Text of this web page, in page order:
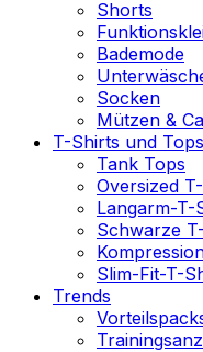
Shorts
Bademode
Socken
Mützen &
T-Shirts und Tops
Tank Tops
Oversized
Langarm-T-
Schwarze
Slim-Fit-T-
Trends